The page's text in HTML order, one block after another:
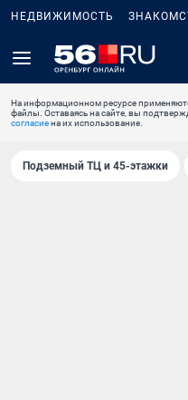
НЕДВИЖИМОСТЬ
На информационном ресурсе
файлы. Оставаясь на сайте, вы
согласиена их использование.
Подземный ТЦ и 45-этажки